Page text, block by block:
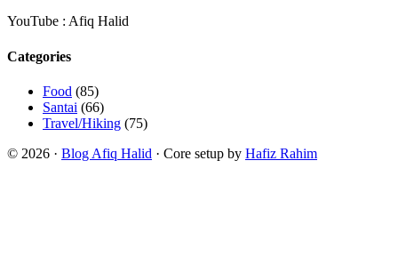
YouTube : Afiq Halid
Categories
Food (85)
Santai (66)
Travel/Hiking (75)
© 2026 · Blog Afiq Halid · Core setup by Hafiz Rahim